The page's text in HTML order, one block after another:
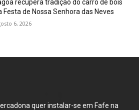
recupera tradição do carro de bois
Festa de Nossa Senhora das Neves
6, 2026
quer instalar-se em Fafe na